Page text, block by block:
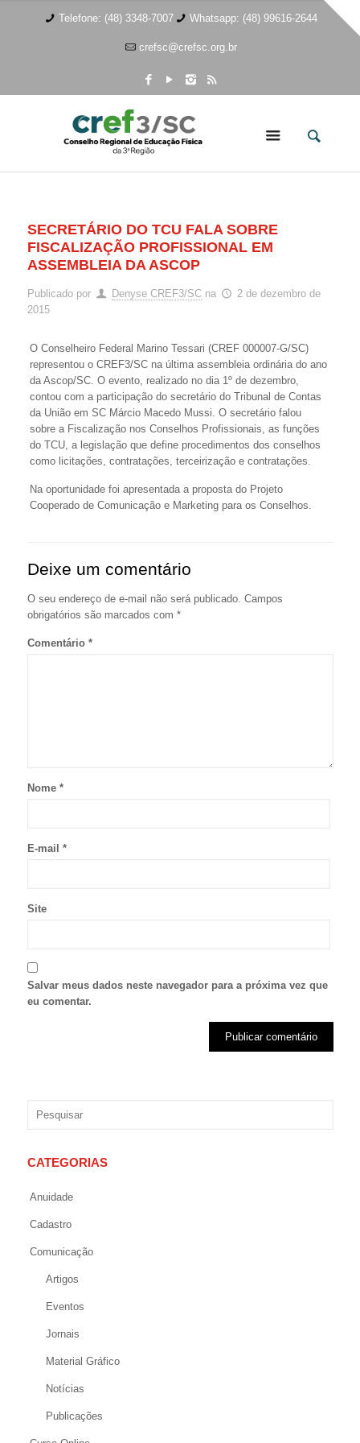
Telefone: (48) 3348-7007 Whatsapp: (48) 99616-2644
crefsc@crefsc.org.br
SECRETÁRIO DO TCU FALA SOBRE
FISCALIZAÇÃO PROFISSIONAL EM
ASSEMBLEIA DA ASCOP
Publicado por Denyse CREF3/SC na
2 de dezembro de
2015
O Conselheiro Federal Marino Tessari (CREF 000007-G/SC)
representou o CREF3/SC na última assembleia ordinária do ano
da Ascop/SC. O evento, realizado no dia 1º de dezembro,
contou com a participação do secretário do Tribunal de Contas
da União em SC Márcio Macedo Mussi. O secretário falou
sobre a Fiscalização nos Conselhos Profissionais, as funções
do TCU, a legislação que define procedimentos dos conselhos
como licitações, contratações, terceirização e contratações.
Na oportunidade foi apresentada a proposta do Projeto
Cooperado de Comunicação e Marketing para os Conselhos.
Deixe um comentário
O seu endereço de e-mail não será publicado. Campos
obrigatórios são marcados com *
Comentário *
Nome *
E-mail *
Site
Salvar meus dados neste navegador para a próxima vez que
eu comentar.
CATEGORIAS
Anuidade
Cadastro
Comunicação
Artigos
Eventos
Jornais
Material Gráfico
Notícias
Publicações